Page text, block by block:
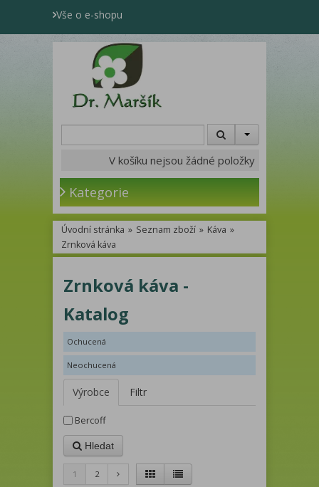
Vše o e-shopu
V košíku nejsou žádné položky
Kategorie
Úvodní stránka » Seznam zboží » Káva »
Zrnková káva
Zrnková káva -
Katalog
Ochucená
Neochucená
Výrobce Filtr
Bercoff
Hledat
1 2